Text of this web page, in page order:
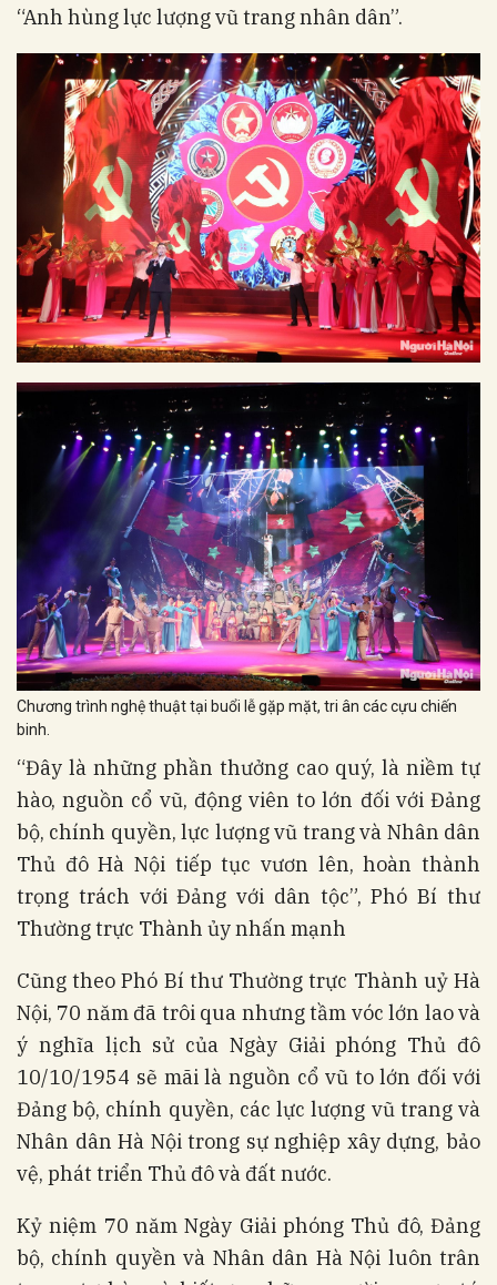
“Anh hùng lực lượng vũ trang nhân dân”.
Chương trình nghệ thuật tại buổi lễ gặp mặt, tri ân các cựu chiến
binh.
“Đây là những phần thưởng cao quý, là niềm tự
hào, nguồn cổ vũ, động viên to lớn đối với Đảng
bộ, chính quyền, lực lượng vũ trang và Nhân dân
Thủ đô Hà Nội tiếp tục vươn lên, hoàn thành
trọng trách với Đảng với dân tộc”, Phó Bí thư
Thường trực Thành ủy nhấn mạnh
Cũng theo Phó Bí thư Thường trực Thành uỷ Hà
Nội, 70 năm đã trôi qua nhưng tầm vóc lớn lao và
ý nghĩa lịch sử của Ngày Giải phóng Thủ đô
10/10/1954 sẽ mãi là nguồn cổ vũ to lớn đối với
Đảng bộ, chính quyền, các lực lượng vũ trang và
Nhân dân Hà Nội trong sự nghiệp xây dựng, bảo
vệ, phát triển Thủ đô và đất nước.
Kỷ niệm 70 năm Ngày Giải phóng Thủ đô, Đảng
bộ, chính quyền và Nhân dân Hà Nội luôn trân